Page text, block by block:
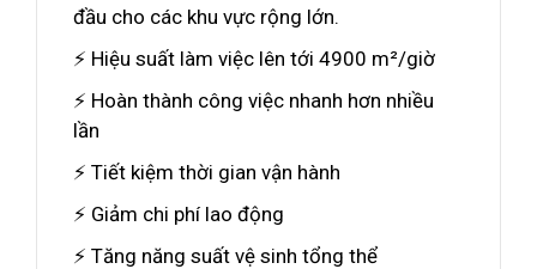
đầu cho các khu vực rộng lớn.
⚡ Hiệu suất làm việc lên tới 4900 m²/giờ
⚡ Hoàn thành công việc nhanh hơn nhiều
lần
⚡ Tiết kiệm thời gian vận hành
⚡ Giảm chi phí lao động
⚡ Tăng năng suất vệ sinh tổng thể